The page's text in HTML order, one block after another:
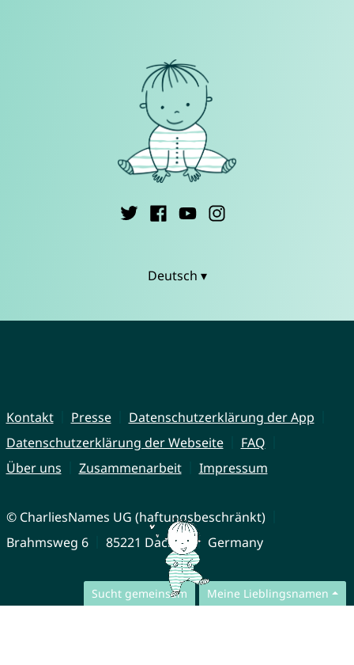
Sucht gemeinsam Meine Lieblingsnamen
Deutsch ▾
Kontakt Presse
Datenschutzerklärung der App
Datenschutzerklärung der Webseite
FAQ
Über uns
Zusammenarbeit Impressum
© CharliesNames UG (haftungsbeschränkt)
Brahmsweg 6
85221 Dachau Germany